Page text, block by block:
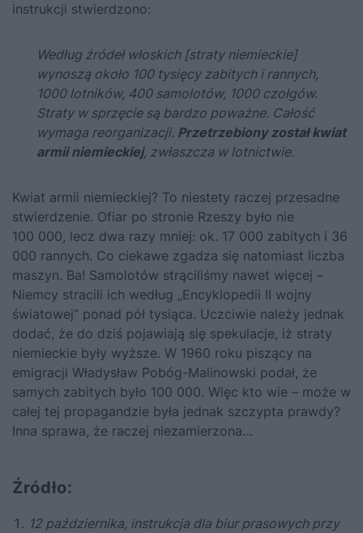
instrukcji stwierdzono:
Według źródeł włoskich [straty niemieckie]
wynoszą około 100 tysięcy zabitych i rannych,
1000 lotników, 400 samolotów, 1000 czołgów.
Straty w sprzęcie są bardzo poważne. Całość
wymaga reorganizacji. Przetrzebiony został kwiat
armii niemieckiej, zwłaszcza w lotnictwie.
Kwiat armii niemieckiej? To niestety raczej przesadne
stwierdzenie. Ofiar po stronie Rzeszy było nie
100 000, lecz dwa razy mniej: ok. 17 000 zabitych i 36
000 rannych. Co ciekawe zgadza się natomiast liczba
maszyn. Ba! Samolotów strąciliśmy nawet więcej –
Niemcy stracili ich według „Encyklopedii II wojny
światowej” ponad pół tysiąca. Uczciwie należy jednak
dodać, że do dziś pojawiają się spekulacje, iż straty
niemieckie były wyższe. W 1960 roku piszący na
emigracji Władysław Pobóg-Malinowski podał, że
samych zabitych było 100 000. Więc kto wie – może w
całej tej propagandzie była jednak szczypta prawdy?
Inna sprawa, że raczej niezamierzona…
Źródło:
12 października, instrukcja dla biur prasowych przy